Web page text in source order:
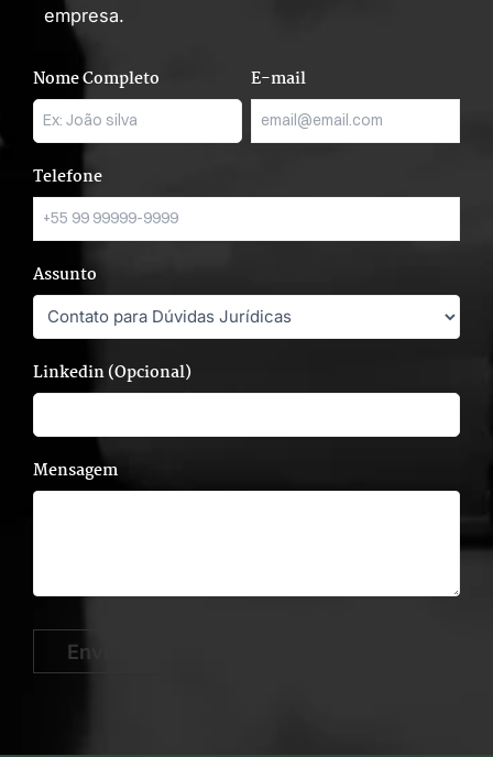
empresa.
Nome Completo E-mail
Telefone
Assunto
Linkedin (Opcional)
Mensagem
Enviar